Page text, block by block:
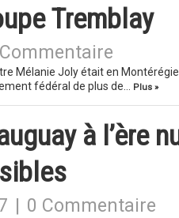
Tremblay
Mélanie Joly était en
fédéral de plus de…
Plus »
à l’ère
0 Commentaire